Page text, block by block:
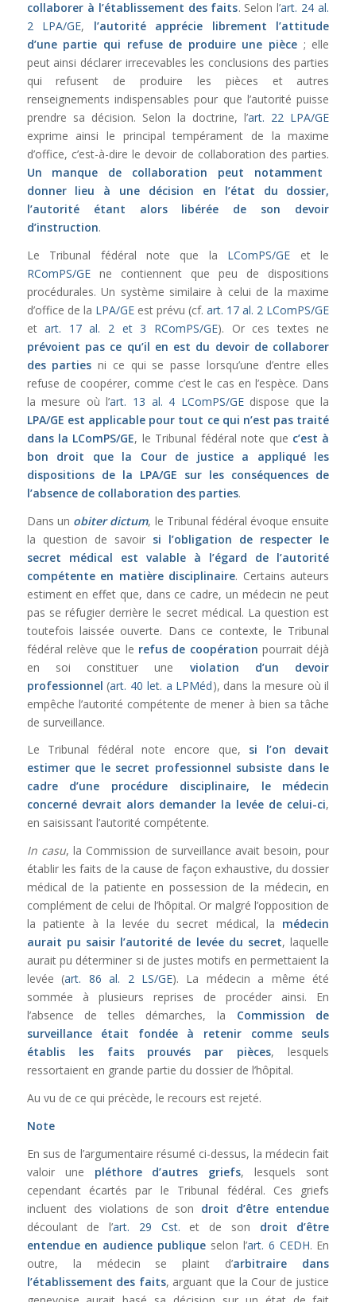
collaborer à l’établissement des faits. Selon l’art. 24 al.
2 LPA/GE, l’autorité apprécie librement l’attitude
d’une partie qui refuse de produire une pièce ; elle
peut ainsi déclarer irrecevables les conclusions des parties
qui refusent de produire les pièces et autres
renseignements indispensables pour que l’autorité puisse
prendre sa décision. Selon la doctrine, l’art. 22 LPA/GE
exprime ainsi le principal tempérament de la maxime
d’office, c’est-à-dire le devoir de collaboration des parties.
Un manque de collaboration peut notamment
donner lieu à une décision en l’état du dossier,
l’autorité étant alors libérée de son devoir
d’instruction.
Le Tribunal fédéral note que la LComPS/GE et le
RComPS/GEne contiennent que peu de dispositions
procédurales. Un système similaire à celui de la maxime
d’office de la LPA/GEest prévu (cf.art. 17 al. 2 LComPS/GE
etart. 17 al. 2 et 3 RComPS/GE). Or ces textes ne
prévoient pas ce qu’il en est du devoir de collaborer
des parties ni ce qui se passe lorsqu’une d’entre elles
refuse de coopérer, comme c’est le cas en l’espèce. Dans
la mesure où l’art. 13 al. 4 LComPS/GEdispose que la
LPA/GE est applicable pour tout ce qui n’est pas traité
dans la LComPS/GE, le Tribunal fédéral note que c’est à
bon droit que la Cour de justice a appliqué les
dispositions de la LPA/GE sur les conséquences de
l’absence de collaboration des parties.
Dans un obiter dictum, le Tribunal fédéral évoque ensuite
la question de savoir si l’obligation de respecter le
secret médical est valable à l’égard de l’autorité
compétente en matière disciplinaire. Certains auteurs
estiment en effet que, dans ce cadre, un médecin ne peut
pas se réfugier derrière le secret médical. La question est
toutefois laissée ouverte. Dans ce contexte, le Tribunal
fédéral relève que le refus de coopération pourrait déjà
en soi constituer une violation d’un devoir
professionnel (art. 40 let. a LPMéd), dans la mesure où il
empêche l’autorité compétente de mener à bien sa tâche
de surveillance.
Le Tribunal fédéral note encore que, si l’on devait
estimer que le secret professionnel subsiste dans le
cadre d’une procédure disciplinaire, le médecin
concerné devrait alors demander la levée de celui-ci,
en saisissant l’autorité compétente.
In casu, la Commission de surveillance avait besoin, pour
établir les faits de la cause de façon exhaustive, du dossier
médical de la patiente en possession de la médecin, en
complément de celui de l’hôpital. Or malgré l’opposition de
la patiente à la levée du secret médical, la médecin
aurait pu saisir l’autorité de levée du secret, laquelle
aurait pu déterminer si de justes motifs en permettaient la
levée (art. 86 al. 2 LS/GE). La médecin a même été
sommée à plusieurs reprises de procéder ainsi. En
l’absence de telles démarches, la Commission de
surveillance était fondée à retenir comme seuls
établis les faits prouvés par pièces, lesquels
ressortaient en grande partie du dossier de l’hôpital.
Au vu de ce qui précède, le recours est rejeté.
Note
En sus de l’argumentaire résumé ci-dessus, la médecin fait
valoir une pléthore d’autres griefs, lesquels sont
cependant écartés par le Tribunal fédéral. Ces griefs
incluent des violations de son droit d’être entendue
découlant de l’art. 29 Cst. et de son droit d’être
entendue en audience publique selon l’art. 6 CEDH. En
outre, la médecin se plaint d’arbitraire dans
l’établissement des faits, arguant que la Cour de justice